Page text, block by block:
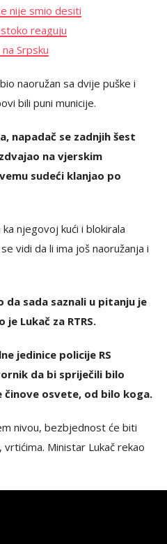
nije smio desiti
reaguju
Srpsku
naoružan sa dvije puške i
bili puni municije.
napadač se zadnjih šest
na vjerskim
sudeći klanjao po
njegovoj kući i blokirala
vidi da li ima još naoružanja i
da sada saznali u pitanju je
je Lukač za RTRS.
jedinice policije RS
da bi spriječili bilo
činove osvete, od bilo koga.
nivou, bezbjednost će biti
Ministar Lukač rekao